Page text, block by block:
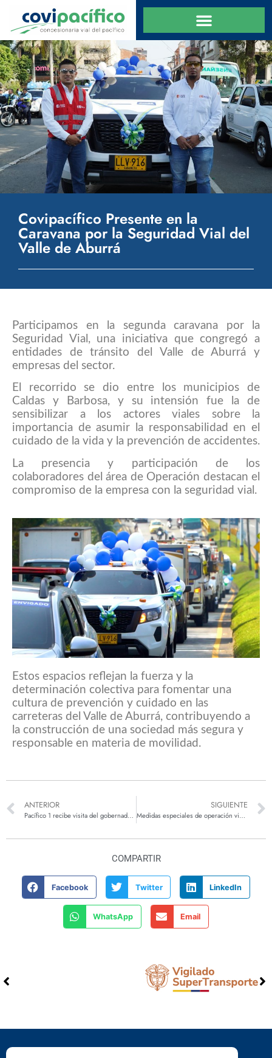
Covipacífico Presente en la
Caravana por la Seguridad Vial del
Valle de Aburrá
Participamos en la segunda caravana por la
Seguridad Vial, una iniciativa que congregó a
entidades de tránsito del Valle de Aburrá y
empresas del sector.
El recorrido se dio entre los municipios de
Caldas y Barbosa, y su intensión fue la de
sensibilizar a los actores viales sobre la
importancia de asumir la responsabilidad en el
cuidado de la vida y la prevención de accidentes.
La presencia y participación de los
colaboradores del área de Operación destacan el
compromiso de la empresa con la seguridad vial.
Estos espacios reflejan la fuerza y la
determinación colectiva para fomentar una
cultura de prevención y cuidado en las
carreteras del Valle de Aburrá, contribuyendo a
la construcción de una sociedad más segura y
responsable en materia de movilidad.
ANTERIOR
Pacífico 1 recibe visita del gobernador de Antioquia
SIGUIENTE
Medidas especiales de operación vial para Semana Santa y días festivos en el corredor Pacífico 1
COMPARTIR
Facebook Twitter LinkedIn
WhatsApp Email